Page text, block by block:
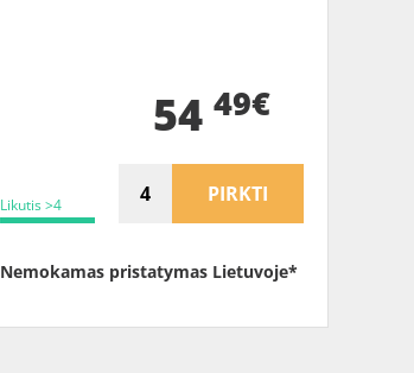
Likutis >4
54 49€
PIRKTI
Nemokamas pristatymas Lietuvoje*